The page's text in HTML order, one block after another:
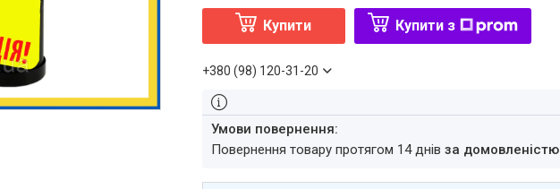
Купити Купити з
+380 (98) 120-31-20
повернення товару протягом 14 днів за домовленістю